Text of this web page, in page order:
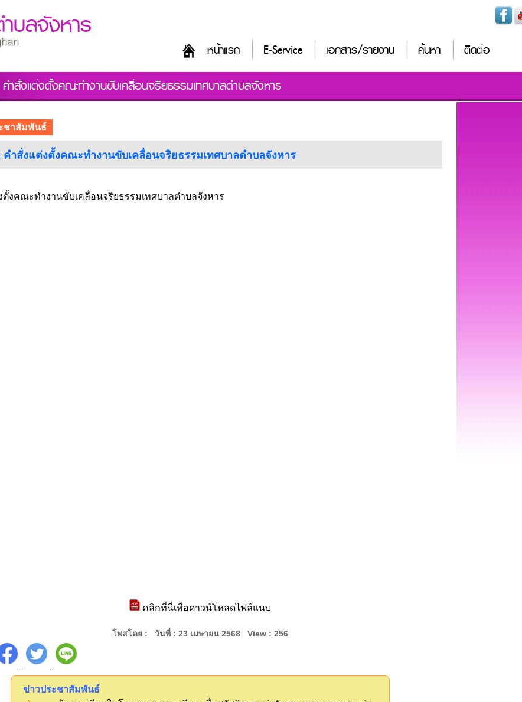
บลจังหาร
หน้าแรก E-Service เอกสาร/รายงาน ค้นหา ติดต่อ
คำสั่งแต่งตั้งคณะทำงานขับเคลื่อนจริยธรรมเทศบาลตำบลจังหาร
ชาสัมพันธ์
คำสั่งแต่งตั้งคณะทำงานขับเคลื่อนจริยธรรมเทศบาลตำบลจังหาร
ตั้งคณะทำงานขับเคลื่อนจริยธรรมเทศบาลตำบลจังหาร
คลิกที่นี่เพื่อดาวน์โหลดไฟล์แนบ
โพสโดย : วันที่ : 23 เมษายน 2568 View : 256
ข่าวประชาสัมพันธ์